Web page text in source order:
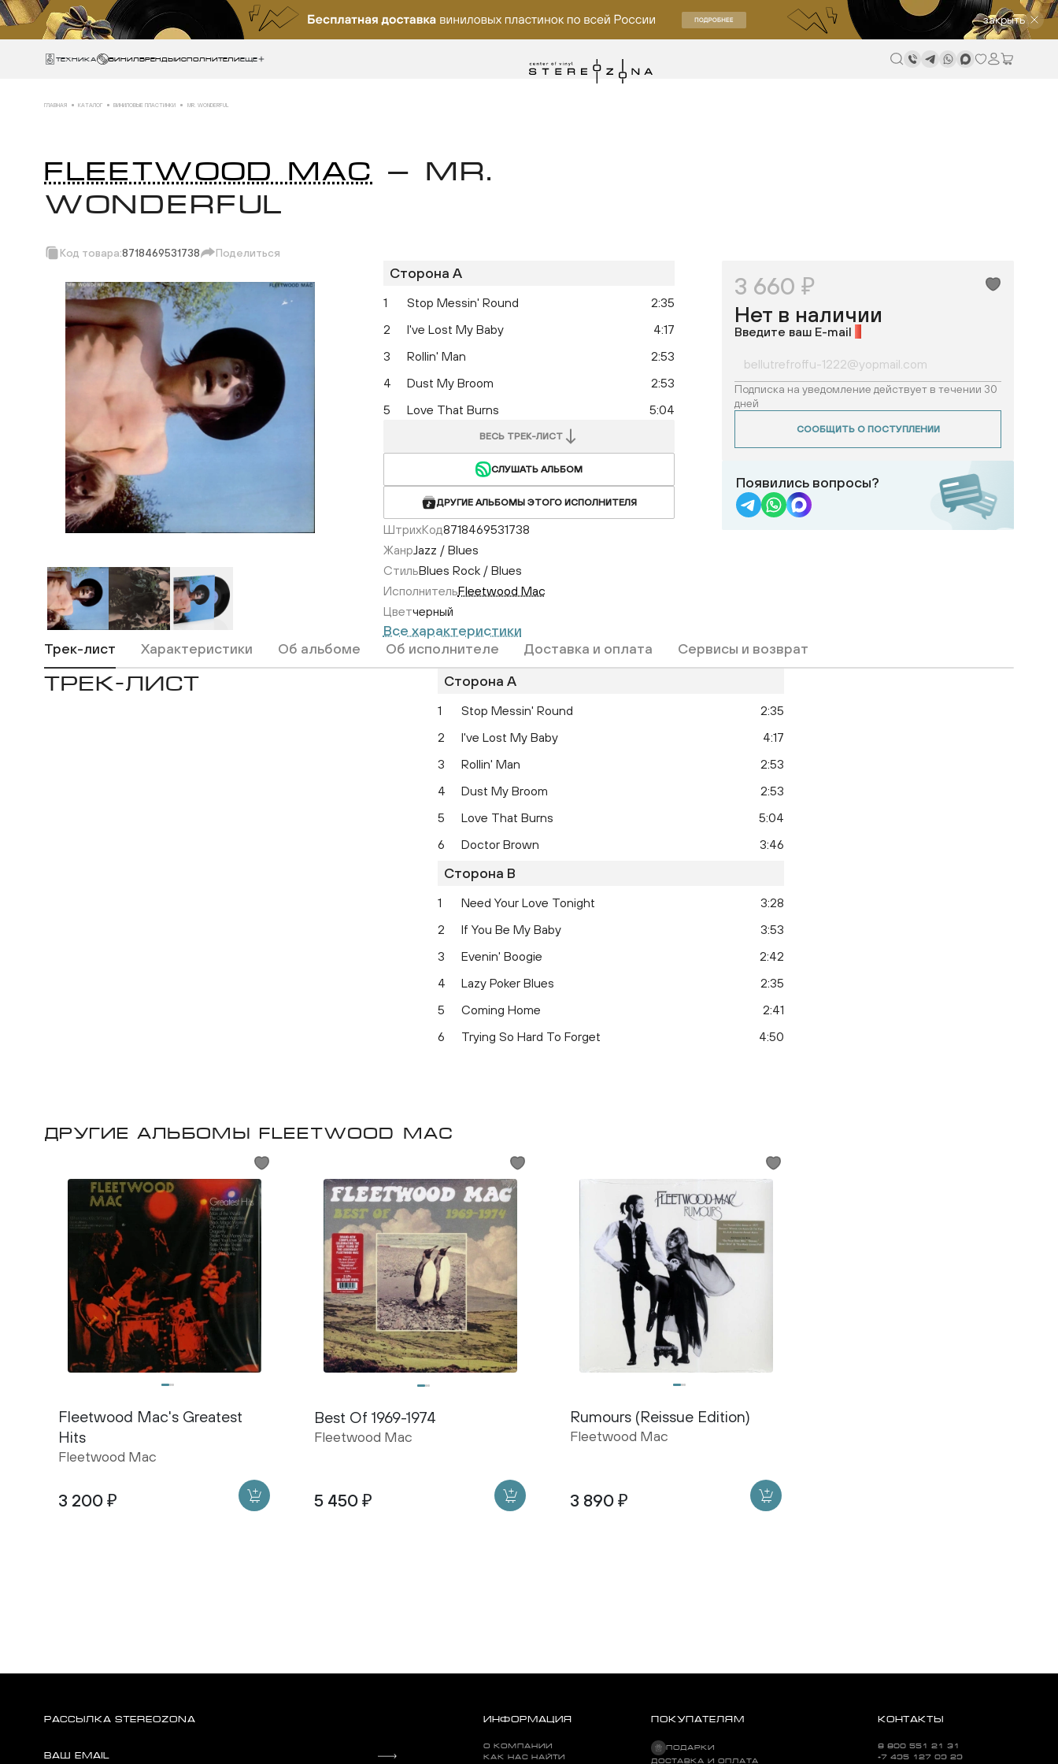
закрыть
Техника ВИНИЛБРЕНДЫИСПОЛНИТЕЛИЕще
ГЛАВНАЯ КАТАЛОГ ВИНИЛОВЫЕ ПЛАСТИНКИ MR. WONDERFUL
FLEETWOOD MAC — MR.
WONDERFUL
Код товара:8718469531738 Поделиться
Скопировать ссылку
Макс
ВКонтакте
Одноклассники
Сторона A
1 Stop Messin' Round
2:35
2
I've Lost My Baby
4:17
3
Rollin' Man
2:53
4
Dust My Broom
2:53
5
Love That Burns 5:04
ВЕСЬ ТРЕК-ЛИСТ
СЛУШАТЬ АЛЬБОМ
ДРУГИЕ АЛЬБОМЫ ЭТОГО ИСПОЛНИТЕЛЯ
ШтрихКод8718469531738
ЖанрJazz / Blues
СтильBlues Rock / Blues
ИсполнительFleetwood Mac
Цветчерный
Все характеристики
3 660 ₽
Нет в наличии
Введите ваш E-mail
Подписка на уведомление действует в течении 30
дней
СООБЩИТЬ О ПОСТУПЛЕНИИ
Появились вопросы?
Трек-лист Характеристики Об альбоме Об исполнителе Доставка и оплата Сервисы и возврат
ТРЕК-ЛИСТ Сторона A
1 Stop Messin' Round
2:35
2
I've Lost My Baby
4:17
3
Rollin' Man
2:53
4
Dust My Broom
2:53
5
Love That Burns
5:04
6
Doctor Brown 3:46
Сторона B
1 Need Your Love Tonight
3:28
2
If You Be My Baby
3:53
3
Evenin' Boogie
2:42
4
Lazy Poker Blues
2:35
5
Coming Home
2:41
6
Trying So Hard To Forget 4:50
Другие альбомы Fleetwood Mac
Fleetwood Mac
Fleetwood Mac's Greatest
Hits
3 200 ₽
Fleetwood Mac
Best Of 1969-1974
5 450 ₽
Fleetwood Mac
Rumours (Reissue Edition)
3 890 ₽
РАССЫЛКА STEREOZONA ИНФОРМАЦИЯ
О КОМПАНИИ
КАК НАС НАЙТИ
ПОКУПАТЕЛЯМ
ПОДАРКИ
ДОСТАВКА И ОПЛАТА
КОНТАКТЫ
8 800 551 21 31
+7 495 127 09 29